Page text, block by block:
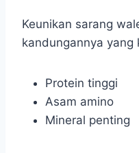
Keunikan sarang
kandungannya
Protein tinggi
Asam amino
Mineral penting